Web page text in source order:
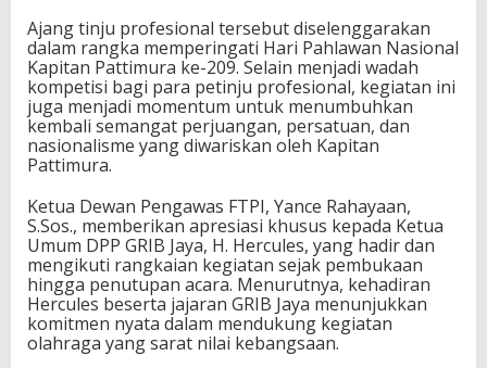
Ajang tinju profesional tersebut diselenggarakan
dalam rangka memperingati Hari Pahlawan Nasional
Kapitan Pattimura ke-209. Selain menjadi wadah
kompetisi bagi para petinju profesional, kegiatan ini
juga menjadi momentum untuk menumbuhkan
kembali semangat perjuangan, persatuan, dan
nasionalisme yang diwariskan oleh Kapitan
Pattimura.
Ketua Dewan Pengawas FTPI, Yance Rahayaan,
S.Sos., memberikan apresiasi khusus kepada Ketua
Umum DPP GRIB Jaya, H. Hercules, yang hadir dan
mengikuti rangkaian kegiatan sejak pembukaan
hingga penutupan acara. Menurutnya, kehadiran
Hercules beserta jajaran GRIB Jaya menunjukkan
komitmen nyata dalam mendukung kegiatan
olahraga yang sarat nilai kebangsaan.